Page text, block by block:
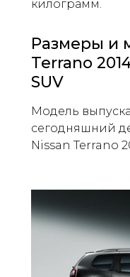
килограмм.
Размеры и
Terrano
SUV
Модель
сегодняшний
Nissan Terrano